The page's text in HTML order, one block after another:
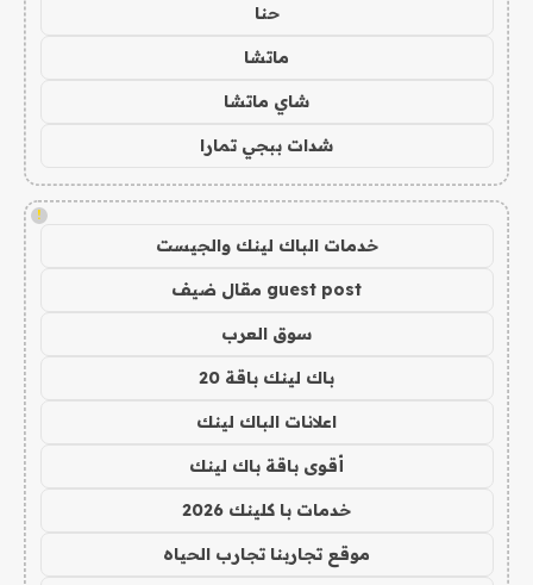
حنا
ماتشا
شاي ماتشا
شدات ببجي تمارا
!
خدمات الباك لينك والجيست
guest post مقال ضيف
سوق العرب
باك لينك باقة 20
اعلانات الباك لينك
أقوى باقة باك لينك
خدمات با كلينك 2026
موقع تجاربنا تجارب الحياه